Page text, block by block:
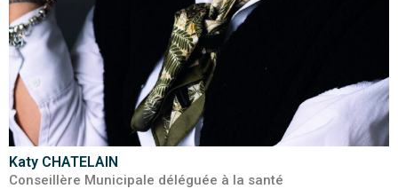
Katy CHATELAIN
Conseillère Municipale déléguée à la santé